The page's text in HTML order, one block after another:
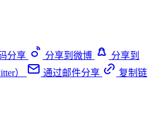
分享
分享到微博
分享到
） 通过邮件分享
复制链